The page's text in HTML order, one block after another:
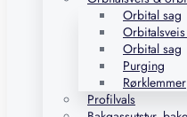
Orbital sag
Orbital sag
Purging
Rørklemmer
Profilvals